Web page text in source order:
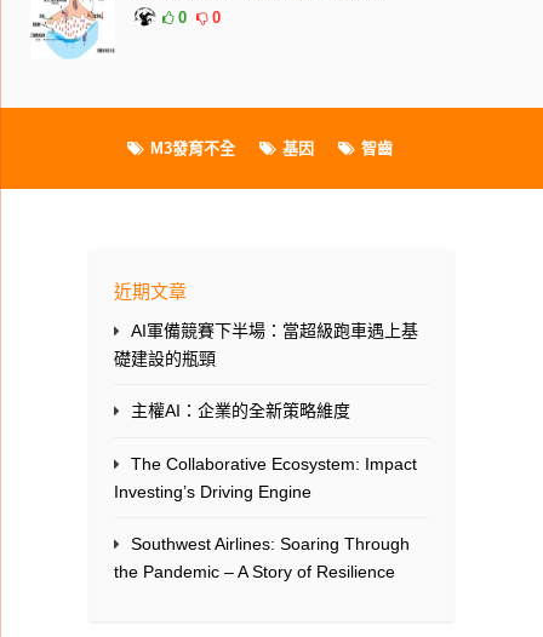
0 0
M3發育不全 基因 智齒
近期文章
AI軍備競賽下半場：當超級跑車遇上基
礎建設的瓶頸
主權AI：企業的全新策略維度
The Collaborative Ecosystem: Impact
Investing’s Driving Engine
Southwest Airlines: Soaring Through
the Pandemic – A Story of Resilience